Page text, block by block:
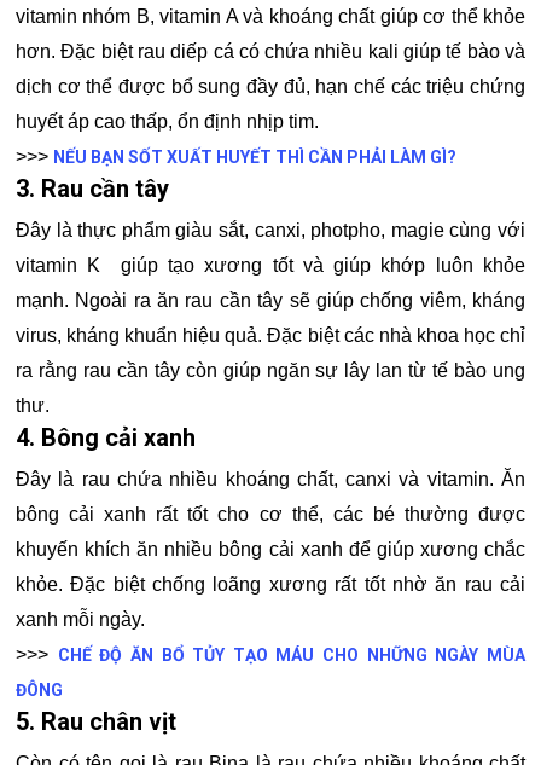
vitamin nhóm B, vitamin A và khoáng chất giúp cơ thể khỏe
hơn. Đặc biệt rau diếp cá có chứa nhiều kali giúp tế bào và
dịch cơ thể được bổ sung đầy đủ, hạn chế các triệu chứng
huyết áp cao thấp, ổn định nhịp tim.
>>> NẾU BẠN SỐT XUẤT HUYẾT THÌ CẦN PHẢI LÀM GÌ?
3. Rau cần tây
Đây là thực phẩm giàu sắt, canxi, photpho, magie cùng với
vitamin K giúp tạo xương tốt và giúp khớp luôn khỏe
mạnh. Ngoài ra ăn rau cần tây sẽ giúp chống viêm, kháng
virus, kháng khuẩn hiệu quả. Đặc biệt các nhà khoa học chỉ
ra rằng rau cần tây còn giúp ngăn sự lây lan từ tế bào ung
thư.
4. Bông cải xanh
Đây là rau chứa nhiều khoáng chất, canxi và vitamin. Ăn
bông cải xanh rất tốt cho cơ thể, các bé thường được
khuyến khích ăn nhiều bông cải xanh để giúp xương chắc
khỏe. Đặc biệt chống loãng xương rất tốt nhờ ăn rau cải
xanh mỗi ngày.
>>> CHẾ ĐỘ ĂN BỔ TỦY TẠO MÁU CHO NHỮNG NGÀY MÙA
ĐÔNG
5. Rau chân vịt